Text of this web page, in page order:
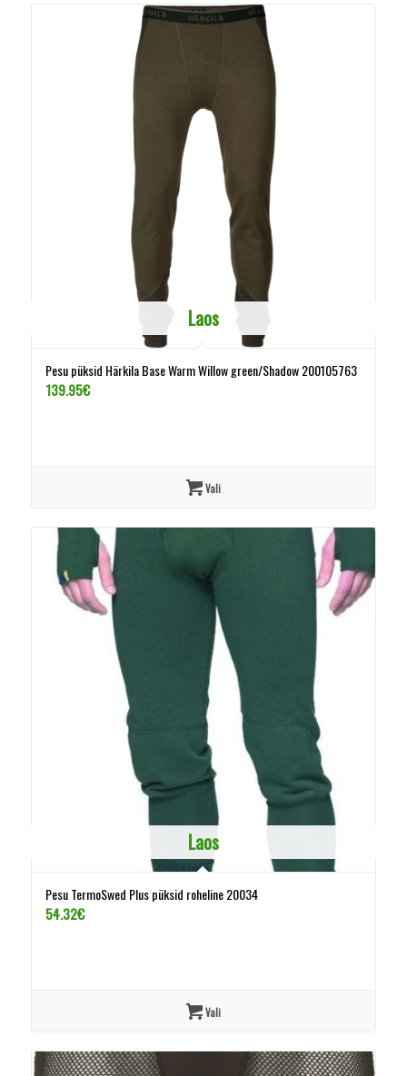
Laos
Pesu püksid Härkila Base Warm Willow green/Shadow 200105763
139.95€
Vali
Laos
Pesu TermoSwed Plus püksid roheline 20034
54.32€
Vali